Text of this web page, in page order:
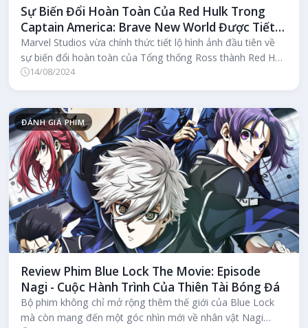
Sự Biến Đổi Hoàn Toàn Của Red Hulk Trong
Captain America: Brave New World Được Tiết
Lộ
Marvel Studios vừa chính thức tiết lộ hình ảnh đầu tiên về
sự biến đổi hoàn toàn của Tổng thống Ross thành Red Hulk
tại sự kiện D2...
14/08/2024
ĐÁNH GIÁ PHIM
Review Phim Blue Lock The Movie: Episode
Nagi - Cuộc Hành Trình Của Thiên Tài Bóng Đá
Bộ phim không chỉ mở rộng thêm thế giới của Blue Lock
mà còn mang đến một góc nhìn mới về nhân vật Nagi